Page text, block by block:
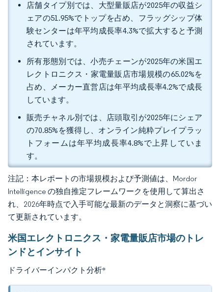
店舗タイプ別では、大型量販店が2025年の収益シ
ェアの51.95%でトップを占め、フラッグシップ体
験センターは年平均成長率4.3%で拡大すると予測
されています。
所有形態別では、小売チェーンが2025年の米国エ
レクトロニクス・家電量販店市場規模の65.02%を
占め、メーカー直営店は年平均成長率4.2%で成長
しています。
販売チャネル別では、店頭取引が2025年にシェア
の70.85%を獲得し、オンライン純粋プレイプラッ
トフォームは年平均成長率4.8%で上昇していま
す。
注記：本レポートの市場規模および予測値は、Mordor
Intelligence の独自推定フレームワークを使用して算出さ
れ、2026年時点で入手可能な最新のデータと洞察に基づい
て更新されています。
米国エレクトロニクス・家電量販店市場のトレ
ンドとインサイト
ドライバーインパクト分析*